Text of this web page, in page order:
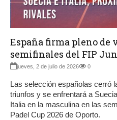
España firma pleno de
semifinales del FIP
jueves, 2 de julio de 2026 0
Las selección españolas cerró
triunfos y se enfrentará a
Italia en la masculina en las
Padel Cup 2026 de Oporto.